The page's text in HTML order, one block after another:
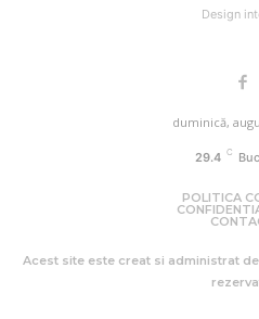
Design
duminică,
29.4 C
POLITICA
Acest site este creat si administrat de